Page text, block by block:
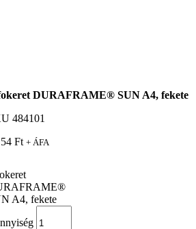
DURAFRAME® SUN A4, fekete
484101
Ft + ÁFA
A4, fekete